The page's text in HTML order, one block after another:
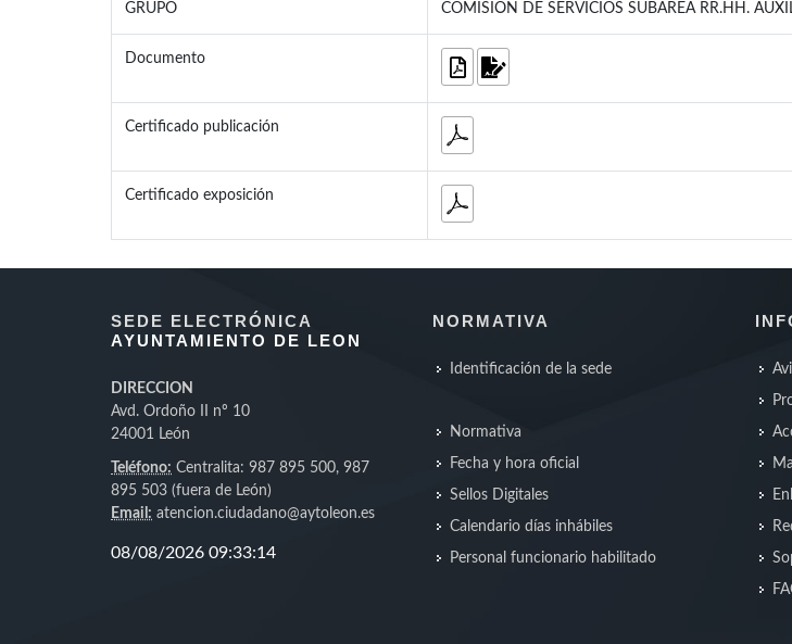
GRUPO COMISIÓN DE SERVICIOS SUBÁREA RR.HH.
Documento
Certificado publicación
Certificado exposición
SEDE ELECTRÓNICA
AYUNTAMIENTO DE LEON
DIRECCION
Avd. Ordoño II nº 10
24001 León
Teléfono: Centralita: 987 895 500, 987
895 503 (fuera de León)
Email: atencion.ciudadano@aytoleon.es
NORMATIVA
Identificación de la sede
Normativa
Fecha y hora oficial
Sellos Digitales
Calendario días inhábiles
Personal funcionario habilitado